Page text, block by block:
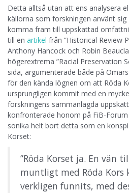
Detta alltså utan att ens analysera
källorna som forskningen använt
komma fram till uppskattad
till en artikel från ”Historical Review
Anthony Hancock och Robin
högerextrema ”Racial Preservation
sida, argumenterade både på
för den kända lögnen om att Röda
ursprungligen kommit med en
forskningens sammanlagda
konfronterade honom på FiB-
sonika helt bort detta som en
Korset:
”Röda Korset ja. En vän
muntligt med Röda Kors
verkligen funnits, med